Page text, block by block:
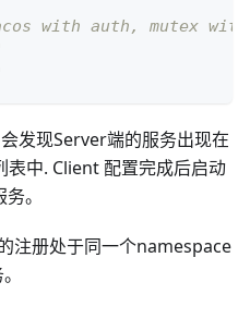
with auth, mutex
发现Server端的服务出现在
中. Client 配置完成后启动
。
注册处于同一个namespace